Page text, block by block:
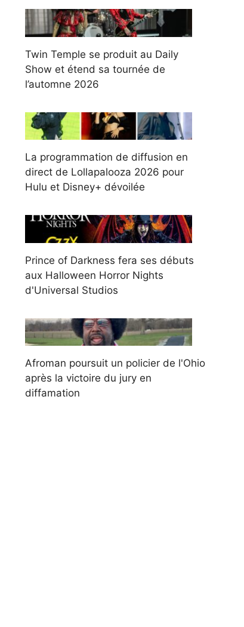
Twin Temple se produit au Daily
Show et étend sa tournée de
l’automne 2026
La programmation de diffusion en
direct de Lollapalooza 2026 pour
Hulu et Disney+ dévoilée
Prince of Darkness fera ses débuts
aux Halloween Horror Nights
d'Universal Studios
Afroman poursuit un policier de l'Ohio
après la victoire du jury en
diffamation